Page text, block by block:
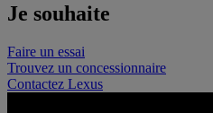
Je souhaite
Faire un essai
Trouvez un concessionnaire
Contactez Lexus